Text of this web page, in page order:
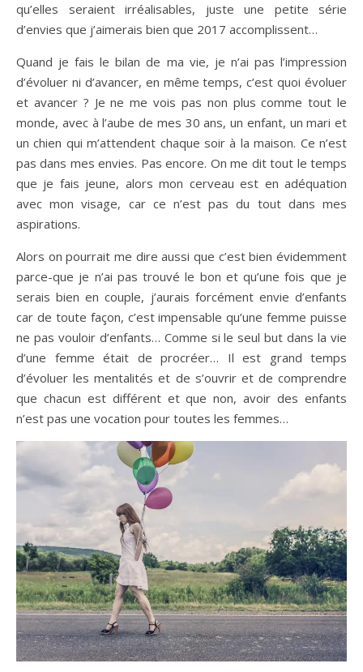
qu’elles seraient irréalisables, juste une petite série
d’envies que j’aimerais bien que 2017 accomplissent…
Quand je fais le bilan de ma vie, je n’ai pas l’impression
d’évoluer ni d’avancer, en même temps, c’est quoi évoluer
et avancer ? Je ne me vois pas non plus comme tout le
monde, avec à l’aube de mes 30 ans, un enfant, un mari et
un chien qui m’attendent chaque soir à la maison. Ce n’est
pas dans mes envies. Pas encore. On me dit tout le temps
que je fais jeune, alors mon cerveau est en adéquation
avec mon visage, car ce n’est pas du tout dans mes
aspirations.
Alors on pourrait me dire aussi que c’est bien évidemment
parce-que je n’ai pas trouvé le bon et qu’une fois que je
serais bien en couple, j’aurais forcément envie d’enfants
car de toute façon, c’est impensable qu’une femme puisse
ne pas vouloir d’enfants… Comme si le seul but dans la vie
d’une femme était de procréer… Il est grand temps
d’évoluer les mentalités et de s’ouvrir et de comprendre
que chacun est différent et que non, avoir des enfants
n’est pas une vocation pour toutes les femmes…